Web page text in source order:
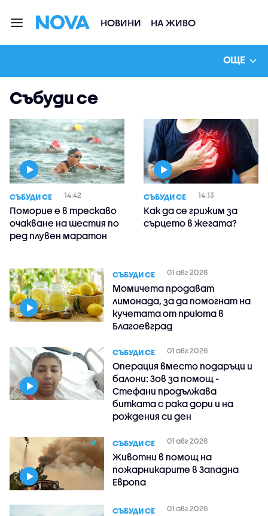
НОВИНИ НА ЖИВО
ОЩЕ
Събуди се
СЪБУДИ СЕ 14:42
Поморие е в трескаво
очакване на шестия по
ред плувен маратон
СЪБУДИ СЕ 14:13
Как да се грижим за
сърцето в жегата?
СЪБУДИ СЕ 01 авг 2026
Момичета продават
лимонада, за да помогнат на
кучетата от приюта в
Благоевград
СЪБУДИ СЕ 01 авг 2026
Операция вместо подаръци и
балони: Зов за помощ -
Стефани продължава
битката с рака дори и на
рождения си ден
СЪБУДИ СЕ 01 авг 2026
Животни в помощ на
пожарникарите в Западна
Европа
СЪБУДИ СЕ 01 авг 2026